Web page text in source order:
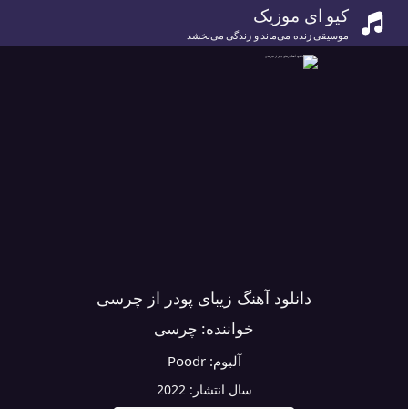
کیو ای موزیک
موسیقی زنده می‌ماند و زندگی می‌بخشد
دانلود آهنگ زیبای پودر از چرسی
خواننده: چرسی
آلبوم:Poodr
سال انتشار:2022